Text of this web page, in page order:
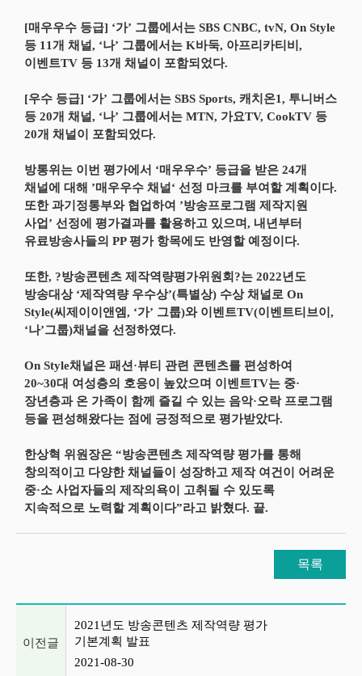
[매우우수 등급] ‘가’ 그룹에서는 SBS CNBC, tvN, On Style
등 11개 채널, ‘나’ 그룹에서는 K바둑, 아프리카티비,
이벤트TV 등 13개 채널이 포함되었다.
[우수 등급] ‘가’ 그룹에서는 SBS Sports, 캐치온1, 투니버스
등 20개 채널, ‘나’ 그룹에서는 MTN, 가요TV, CookTV 등
20개 채널이 포함되었다.
방통위는 이번 평가에서 ‘매우우수’ 등급을 받은 24개
채널에 대해 ’매우우수 채널‘ 선정 마크를 부여할 계획이다.
또한 과기정통부와 협업하여 ’방송프로그램 제작지원
사업’ 선정에 평가결과를 활용하고 있으며, 내년부터
유료방송사들의 PP 평가 항목에도 반영할 예정이다.
또한, ?방송콘텐츠 제작역량평가위원회?는 2022년도
방송대상 ‘제작역량 우수상’(특별상) 수상 채널로 On
Style(씨제이이앤엠, ‘가’ 그룹)와 이벤트TV(이벤트티브이,
‘나’그룹)채널을 선정하였다.
On Style채널은 패션·뷰티 관련 콘텐츠를 편성하여
20~30대 여성층의 호응이 높았으며 이벤트TV는 중·
장년층과 온 가족이 함께 즐길 수 있는 음악·오락 프로그램
등을 편성해왔다는 점에 긍정적으로 평가받았다.
한상혁 위원장은 “방송콘텐츠 제작역량 평가를 통해
창의적이고 다양한 채널들이 성장하고 제작 여건이 어려운
중·소 사업자들의 제작의욕이 고취될 수 있도록
지속적으로 노력할 계획이다”라고 밝혔다. 끝.
목록
이전글
2021년도 방송콘텐츠 제작역량 평가
기본계획 발표
2021-08-30